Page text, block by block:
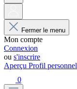
Fermer le menu
Mon compte
Connexion
ou s'inscrire
Aperçu Profil personnel
0